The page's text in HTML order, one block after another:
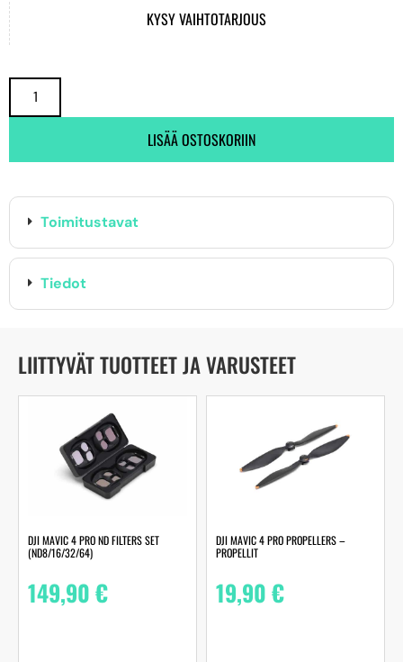
KYSY VAIHTOTARJOUS
LISÄÄ OSTOSKORIIN
Toimitustavat
Tiedot
LIITTYVÄT TUOTTEET JA VARUSTEET
DJI MAVIC 4 PRO ND FILTERS SET
(ND8/16/32/64)
149,90€
DJI MAVIC 4 PRO PROPELLERS –
PROPELLIT
19,90€